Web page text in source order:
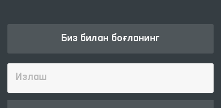
Биз билан боғланинг